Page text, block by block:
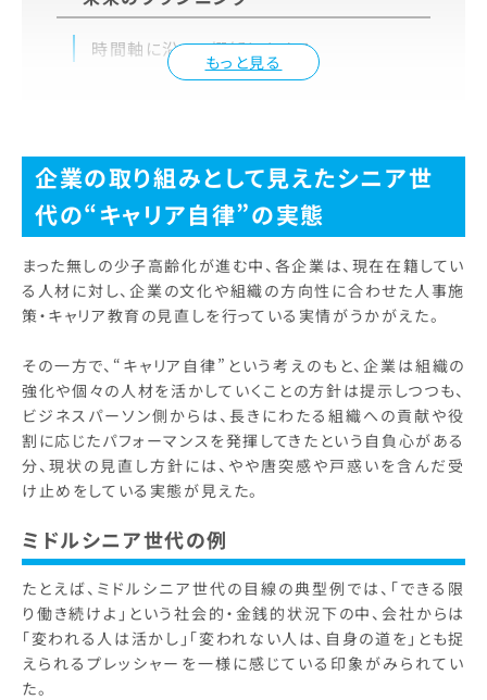
もっと見る
時間軸に沿って棚卸しをする
企業の取り組みとして見えたシニア世
代の“キャリア自律”の実態
まった無しの少子高齢化が進む中、各企業は、現在在籍してい
る人材に対し、企業の文化や組織の方向性に合わせた人事施
策・キャリア教育の見直しを行っている実情がうかがえた。
その一方で、“キャリア自律”という考えのもと、企業は組織の
強化や個々の人材を活かしていくことの方針は提示しつつも、
ビジネスパーソン側からは、長きにわたる組織への貢献や役
割に応じたパフォーマンスを発揮してきたという自負心がある
分、現状の見直し方針には、やや唐突感や戸惑いを含んだ受
け止めをしている実態が見えた。
ミドルシニア世代の例
たとえば、ミドルシニア世代の目線の典型例では、「できる限
り働き続けよ」という社会的・金銭的状況下の中、会社からは
「変われる人は活かし」「変われない人は、自身の道を」とも捉
えられるプレッシャーを一様に感じている印象がみられてい
た。